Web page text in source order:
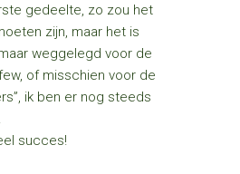
gedeelte, zo zou het
zijn, maar het is
weggelegd voor de
of misschien voor de
ik ben er nog steeds
succes!